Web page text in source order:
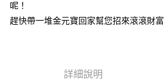
賣家宅配幫您送（台灣）
每筆NT$80，滿NT$3,000(含以上)免運費
呢！
趕快帶一堆金元寶回家幫您招來滾滾財富
詳細說明